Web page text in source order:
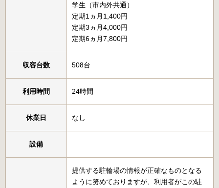
学生（市内外共通）
定期1ヵ月1,400円
定期3ヵ月4,000円
定期6ヵ月7,800円
収容台数 508台
利用時間 24時間
休業日 なし
設備
提供する駐輪場の情報が正確なものとなる
ように努めておりますが、利用者がこの駐